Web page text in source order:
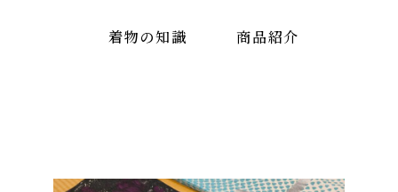
着物の知識 商品紹介